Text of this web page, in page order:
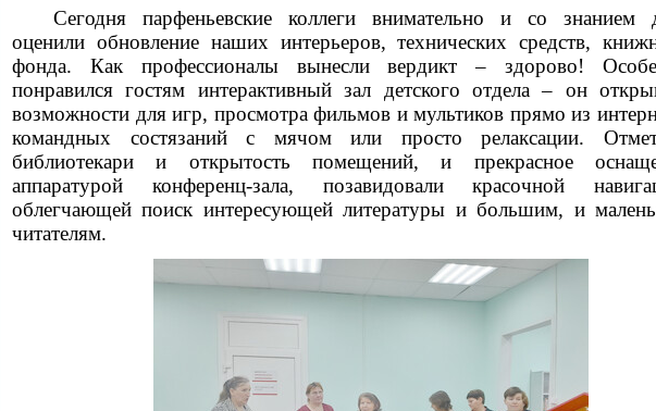
Сегодня парфеньевские коллеги внимательно и со знанием
оценили обновление наших интерьеров, технических средств,
фонда. Как профессионалы вынесли вердикт – здорово!
понравился гостям интерактивный зал детского отдела – он
возможности для игр, просмотра фильмов и мультиков прямо из
командных состязаний с мячом или просто релаксации.
библиотекари и открытость помещений, и прекрасное
аппаратурой конференц-зала, позавидовали красочной
облегчающей поиск интересующей литературы и большим, и
читателям.